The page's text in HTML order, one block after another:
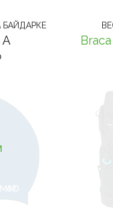
БАЙДАРКЕ
A
Braca